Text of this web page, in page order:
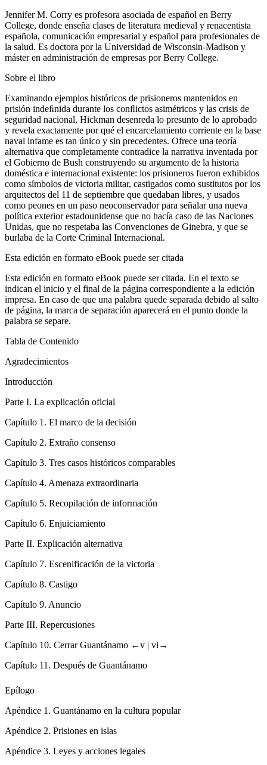
Jennifer M. Corry es profesora asociada de español en Berry
College, donde enseña clases de literatura medieval y renacentista
española, comunicación empresarial y español para profesionales de
la salud. Es doctora por la Universidad de Wisconsin-Madison y
máster en administración de empresas por Berry College.
Sobre el libro
Examinando ejemplos históricos de prisioneros mantenidos en
prisión indeﬁnida durante los conﬂictos asimétricos y las crisis de
seguridad nacional, Hickman desenreda lo presunto de lo aprobado
y revela exactamente por qué el encarcelamiento corriente en la base
naval infame es tan único y sin precedentes. Ofrece una teoría
alternativa que completamente contradice la narrativa inventada por
el Gobierno de Bush construyendo su argumento de la historia
doméstica e internacional existente: los prisioneros fueron exhibidos
como símbolos de victoria militar, castigados como sustitutos por los
arquitectos del 11 de septiembre que quedaban libres, y usados
como peones en un paso neoconservador para señalar una nueva
política exterior estadounidense que no hacía caso de las Naciones
Unidas, que no respetaba las Convenciones de Ginebra, y que se
burlaba de la Corte Criminal Internacional.
Esta edición en formato eBook puede ser citada
Esta edición en formato eBook puede ser citada. En el texto se
indican el inicio y el final de la página correspondiente a la edición
impresa. En caso de que una palabra quede separada debido al salto
de página, la marca de separación aparecerá en el punto donde la
palabra se separe.
Tabla de Contenido
Agradecimientos
Introducción
Parte I. La explicación oficial
Capítulo 1. El marco de la decisión
Capítulo 2. Extraño consenso
Capítulo 3. Tres casos históricos comparables
Capítulo 4. Amenaza extraordinaria
Capítulo 5. Recopilación de información
Capítulo 6. Enjuiciamiento
Parte II. Explicación alternativa
Capítulo 7. Escenificación de la victoria
Capítulo 8. Castigo
Capítulo 9. Anuncio
Parte III. Repercusiones
Capítulo 10. Cerrar Guantánamo ←v | vi→
Capítulo 11. Después de Guantánamo
Epílogo
Apéndice 1. Guantánamo en la cultura popular
Apéndice 2. Prisiones en islas
Apéndice 3. Leyes y acciones legales